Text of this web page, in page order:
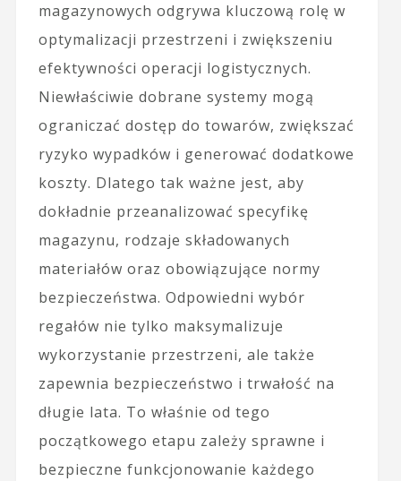
magazynowych odgrywa kluczową rolę w
optymalizacji przestrzeni i zwiększeniu
efektywności operacji logistycznych.
Niewłaściwie dobrane systemy mogą
ograniczać dostęp do towarów, zwiększać
ryzyko wypadków i generować dodatkowe
koszty. Dlatego tak ważne jest, aby
dokładnie przeanalizować specyfikę
magazynu, rodzaje składowanych
materiałów oraz obowiązujące normy
bezpieczeństwa. Odpowiedni wybór
regałów nie tylko maksymalizuje
wykorzystanie przestrzeni, ale także
zapewnia bezpieczeństwo i trwałość na
długie lata. To właśnie od tego
początkowego etapu zależy sprawne i
bezpieczne funkcjonowanie każdego